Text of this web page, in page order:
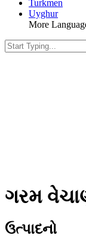
Turkmen
Uyghur
More
ગરમ
ઉત્પાદનો